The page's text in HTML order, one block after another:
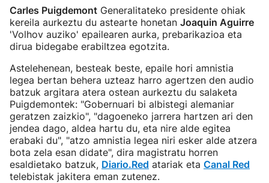
Carles Puigdemont Generalitateko presidente ohiak
kereila aurkeztu du astearte honetan Joaquin Aguirre
'Volhov auziko' epailearen aurka, prebarikazioa eta
dirua bidegabe erabiltzea egotzita.
Astelehenean, besteak beste, epaile hori amnistia
legea bertan behera uzteaz harro agertzen den audio
batzuk argitara atera ostean aurkeztu du salaketa
Puigdemontek: "Gobernuari bi albistegi alemaniar
geratzen zaizkio", "dagoeneko jarrera hartzen ari den
jendea dago, aldea hartu du, eta nire alde egitea
erabaki du", "atzo amnistia legea niri esker alde atzera
bota zela esan didate", dira magistratu horren
esaldietako batzuk, Diario.Red atariak eta Canal Red
telebistak jakitera eman zutenez.